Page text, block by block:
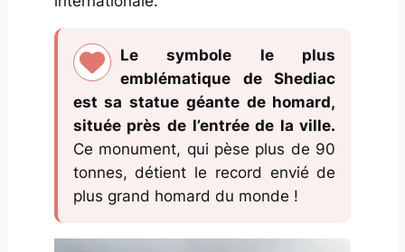
Le symbole le plus
emblématique de Shediac
est sa statue géante de homard,
située près de l’entrée de la ville.
Ce monument, qui pèse plus de 90
tonnes, détient le record envié de
plus grand homard du monde !